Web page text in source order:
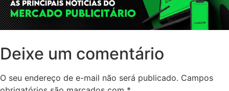
Deixe um comentário
O seu endereço de e-mail não será publicado. Campos